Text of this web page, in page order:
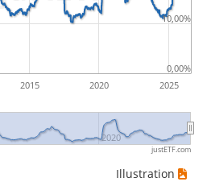
2015 2020 2025
2020
0,00%
10,00%
justETF.com
Illustration